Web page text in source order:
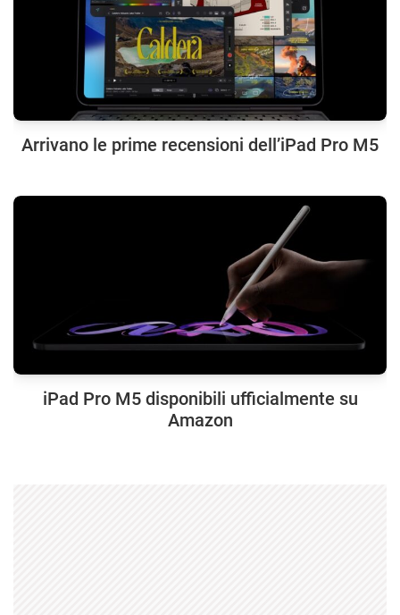
Arrivano le prime recensioni dell’iPad Pro M5
iPad Pro M5 disponibili ufficialmente su
Amazon